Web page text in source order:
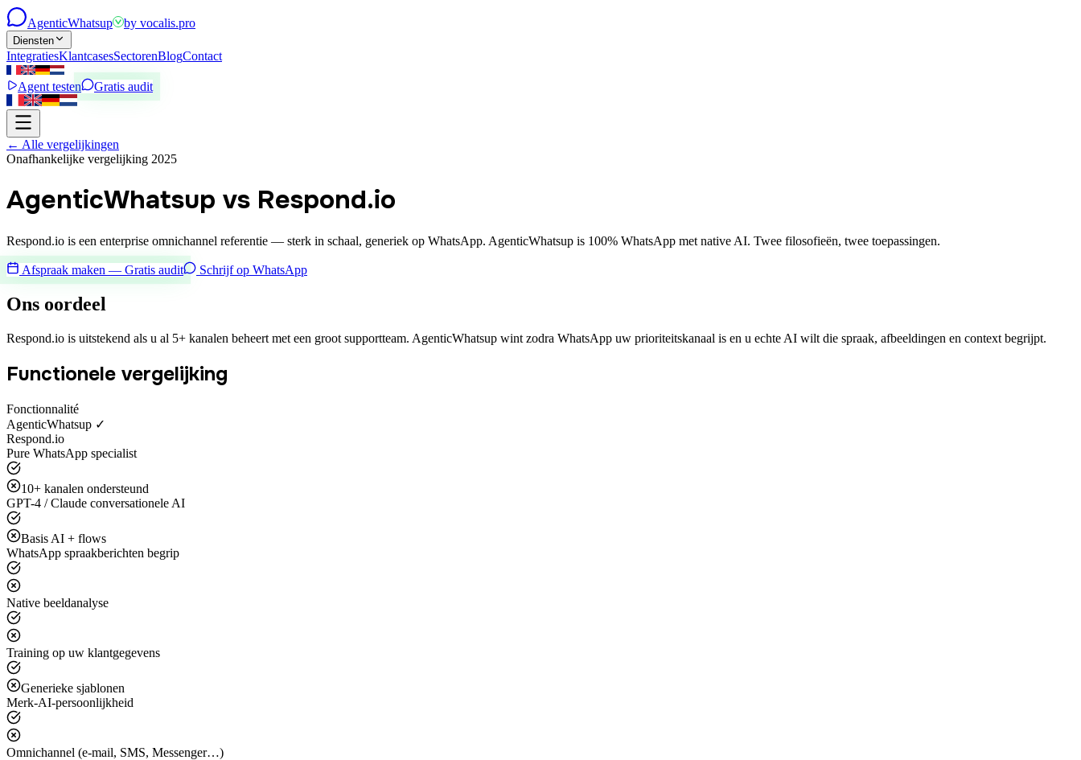
AgenticWhatsup by vocalis.pro
Diensten
IntegratiesKlantcasesSectorenBlogContact
Agent testen Gratis audit
← Alle vergelijkingen
Onafhankelijke vergelijking 2025
AgenticWhatsup vs Respond.io
Respond.io is een enterprise omnichannel referentie — sterk in schaal, generiek op WhatsApp. AgenticWhatsup is 100% WhatsApp met native AI. Twee filosofieën, twee toepassingen.
Afspraak maken — Gratis audit Schrijf op WhatsApp
Ons oordeel
Respond.io is uitstekend als u al 5+ kanalen beheert met een groot supportteam. AgenticWhatsup wint zodra WhatsApp uw prioriteitskanaal is en u echte AI wilt die spraak, afbeeldingen en context begrijpt.
Functionele vergelijking
Fonctionnalité
AgenticWhatsup ✓
Respond.io
Pure WhatsApp specialist
10+ kanalen ondersteund
GPT-4 / Claude conversationele AI
Basis AI + flows
WhatsApp spraakberichten begrip
Native beeldanalyse
Training op uw klantgegevens
Generieke sjablonen
Merk-AI-persoonlijkheid
Omnichannel (e-mail, SMS, Messenger…)